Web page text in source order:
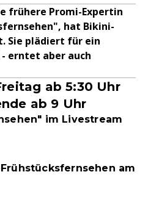
frühere Promi-Expertin
hat Bikini-
Sie plädiert für ein
erntet aber auch
ab 5:30 Uhr
ab 9 Uhr
im Livestream
Frühstücksfernsehen am